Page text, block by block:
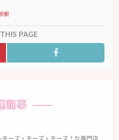
駅
PAGE
記事